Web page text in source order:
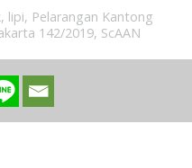
, lipi, Pelarangan Kantong
142/2019, ScAAN